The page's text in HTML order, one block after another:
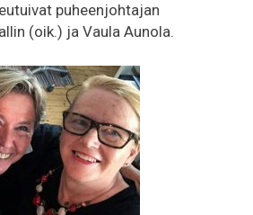
puheenjohtajan
(oik.) ja Vaula Aunola.